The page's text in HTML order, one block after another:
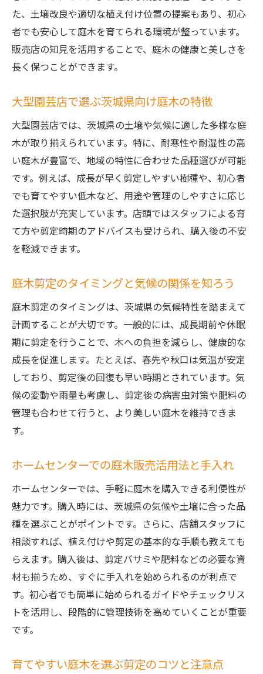
た、土壌改良や適切な植え付け位置の提案もあり、初心
者でも安心して庭木を育てられる環境が整っています。
販売店の知見を活用することで、庭木の健康と美しさを
長く保つことができます。
大型園芸店で選ぶ茨城県向け庭木の特徴
大型園芸店では、茨城県の土壌や気候に適した多様な庭
木が取り揃えられています。特に、耐寒性や耐湿性の高
い庭木が豊富で、地域の特性に合わせた品種選びが可能
です。例えば、成長が早く剪定しやすい樹種や、初心者
でも育てやすい低木など、用途や管理のしやすさに応じ
た選択肢が充実しています。店頭ではスタッフによる育
て方や剪定時期のアドバイスも受けられ、購入後の不安
を軽減できます。
庭木剪定のタイミングと気候の関係を知ろう
庭木剪定のタイミングは、茨城県の気候特性を踏まえて
計画することが大切です。一般的には、成長期前や休眠
期に剪定を行うことで、木への負担を減らし、健康的な
成長を促進します。たとえば、春先や秋口は気温が安定
しており、剪定後の回復も早い時期とされています。気
候の変動や雨量も考慮し、剪定後の病害虫対策や肥料の
管理も合わせて行うと、より美しい庭木を維持できま
す。
ホームセンターでの庭木販売活用法と手入れ
ホームセンターでは、手軽に庭木を購入できる利便性が
魅力です。購入時には、茨城県の気候や土壌に合った品
種を選ぶことがポイントです。さらに、店舗スタッフに
相談すれば、植え付けや剪定の基本的な手順も教えても
らえます。購入後は、剪定バサミや肥料などの必要な資
材も揃うため、すぐに手入れを始められるのが利点で
す。初心者でも簡単に始められるガイドやチェックリス
トを活用し、段階的に管理技術を高めていくことが重要
です。
育てやすい庭木を選ぶ剪定のコツと注意点